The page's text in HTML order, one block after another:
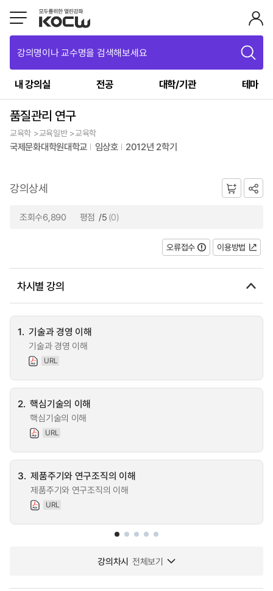
강의명이나 교수명을 검색해보세요
내 강의실 전공 대학/기관 테마
품질관리 연구
교육학 >교육일반 >교육학
국제문화대학원대학교 임상호 2012년 2학기
강의상세
조회수6,890 평점 /5 (0)
오류접수 이용방법
차시별 강의
1. 기술과 경영 이해
기술과 경영 이해
URL
2. 핵심기술의 이해
핵심기술의 이해
URL
3. 제품주기와 연구조직의 이해
제품주기와 연구조직의 이해
URL
강의차시 전체보기